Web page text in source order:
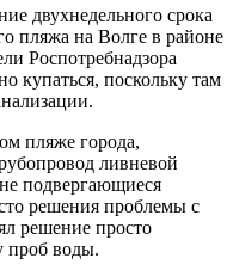
двухнедельного срока
пляжа на Волге в районе
Роспотребнадзора
купаться, поскольку там
пляже города,
ливневой
подвергающиеся
решения проблемы с
решение просто
проб воды.